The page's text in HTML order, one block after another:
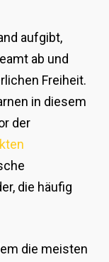
aufgibt,
ab und
Freiheit.
in diesem
der
die häufig
die meisten